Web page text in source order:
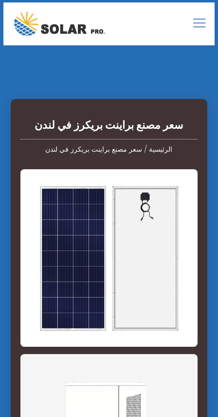
سعر مصنع براينت بريكرز في لندن
الرئيسية / سعر مصنع براينت بريكرز في لندن